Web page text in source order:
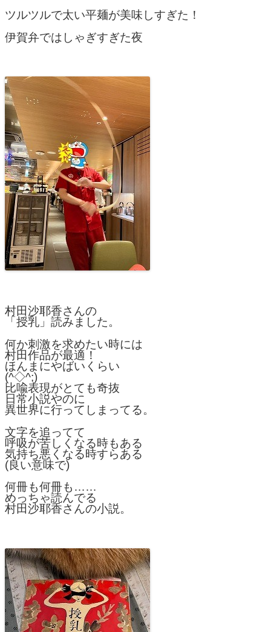
ツルツルで太い平麺が美味しすぎた！
伊賀弁ではしゃぎすぎた夜
村田沙耶香さんの
「授乳」読みました。
何か刺激を求めたい時には
村田作品が最適！
ほんまにやばいくらい
(^◇^;)
比喩表現がとても奇抜
日常小説やのに
異世界に行ってしまってる。
文字を追ってて
呼吸が苦しくなる時もある
気持ち悪くなる時すらある
(良い意味で)
何冊も何冊も……
めっちゃ読んでる
村田沙耶香さんの小説。